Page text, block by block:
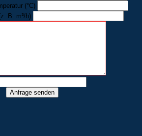
(°C)
B. m³/h)